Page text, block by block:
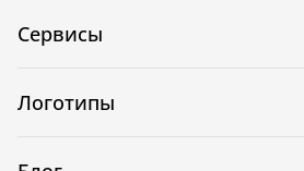
Сервисы
Логотипы